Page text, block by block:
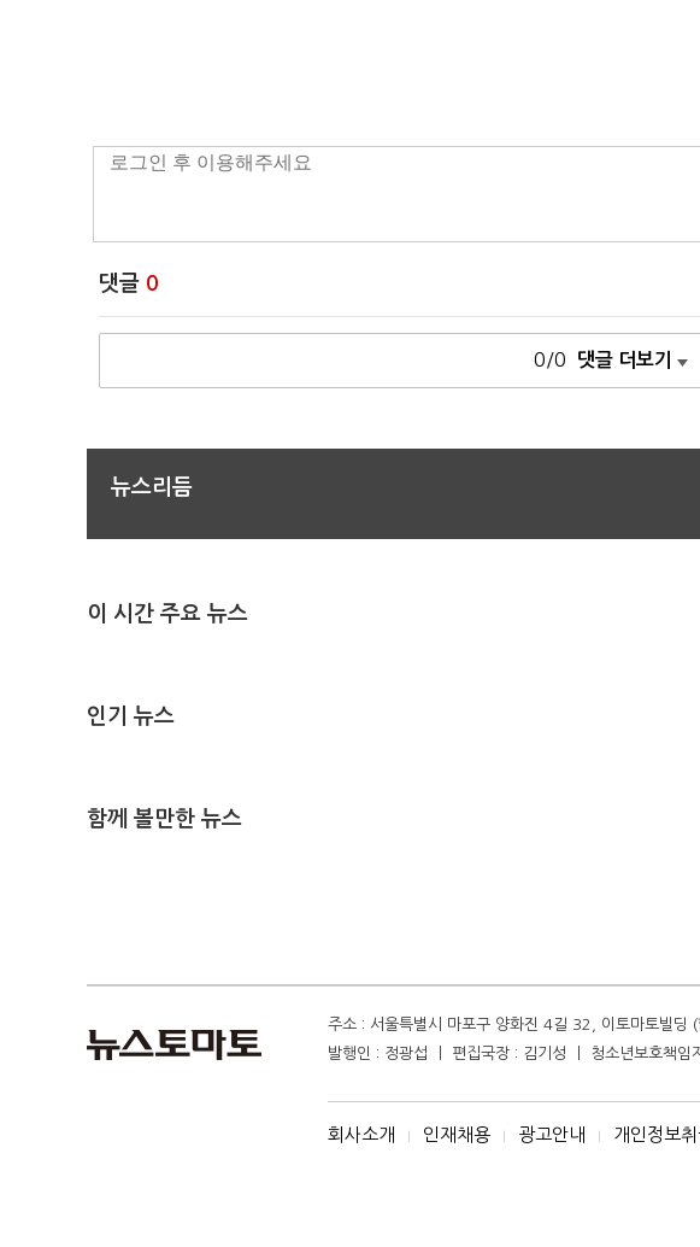
댓글 0
0/0 댓글 더보기
뉴스리듬
이 시간 주요 뉴스
인기 뉴스
함께 볼만한 뉴스
주소 : 서울특별시 마포구 양화진 4길 32, 이토마토빌
발행인 : 정광섭 ㅣ 편집국장 : 김기성 ㅣ 청소년보호
회사소개 I 인재채용 I 광고안내 I 개인정보